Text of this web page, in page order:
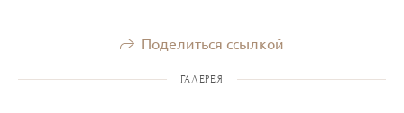
Поделиться ссылкой
ГАЛЕРЕЯ